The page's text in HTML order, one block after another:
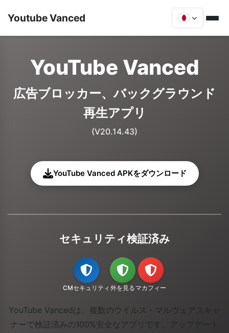
Youtube Vanced
YouTube Vanced
広告ブロッカー、バックグラウンド
再生アプリ
(V20.14.43)
YouTube Vanced APKをダウンロード
セキュリティ検証済み
CMセキュリティ 外を見る マカフィー
YouTube Vancedは、複数のウイルス・マルウェアスキャ
ナーで検証済みの100%安全なアプリです。アップデート